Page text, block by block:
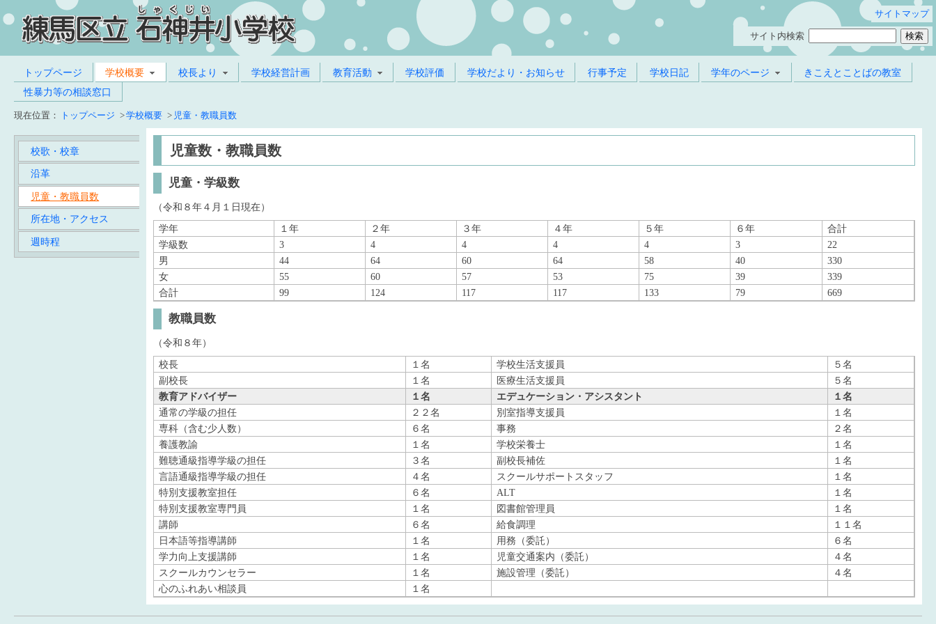
サイトマップ
サイト内検索
トップページ 学校概要 校長より 学校経営計画 教育活動 学校評価 学校だより・お知らせ 行事予定 学校日記 学年のページ
きこえとことばの教室
性暴力等の相談窓口
現在位置： トップページ >学校概要 > 児童・教職員数
校歌・校章
沿革
児童・教職員数
所在地・アクセス
週時程
児童数・教職員数
児童・学級数
（令和８年４月１日現在）
学年
１年 ２年 ３年 ４年 ５年 ６年
合計
学級数
3 4 4 4 4 3
22
男
44 64 60 64 58 40
330
女
55 60 57 53 75 39
339
合計
99 124 117 117 133 79 669
教職員数
（令和８年）
校長
１名 学校生活支援員
５名
副校長
１名 医療生活支援員
５名
教育アドバイザー
１名 エデュケーション・アシスタント
１名
通常の学級の担任
２２名 別室指導支援員
１名
専科（含む少人数）
６名 事務
２名
養護教諭
１名 学校栄養士
１名
難聴通級指導学級の担任
３名 副校長補佐
１名
言語通級指導学級の担任
４名 スクールサポートスタッフ
１名
特別支援教室担任
６名 ALT
１名
特別支援教室専門員
１名 図書館管理員
１名
講師
６名 給食調理
１１名
日本語等指導講師
１名 用務（委託）
６名
学力向上支援講師
１名 児童交通案内（委託）
４名
スクールカウンセラー
１名 施設管理（委託）
４名
心のふれあい相談員
１名